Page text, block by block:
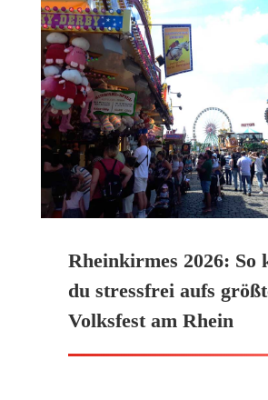
Rheinkirmes 2026: So
du stressfrei aufs
Volksfest am Rhein